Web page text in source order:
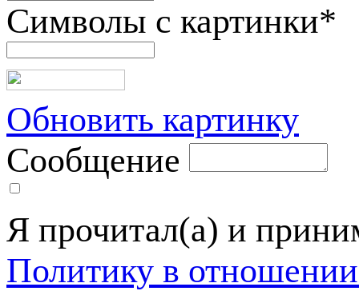
Символы с картинки*
Обновить картинку
Сообщение
Я прочитал(а) и
Политику в